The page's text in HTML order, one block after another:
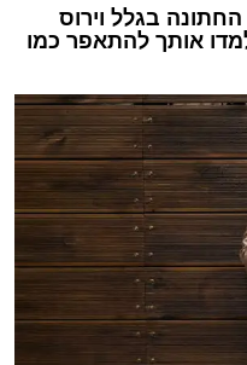
בגלל וירוס
אותך להתאפר כמו